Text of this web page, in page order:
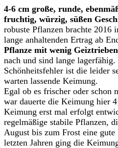
4-6 cm große, runde,
fruchtig, würzig, süßen
robuste Pflanzen brachte 2016
lange anhaltenden Ertrag ab
Pflanze mit wenig Geiztrieben
nach und sind lange lagerfähig.
Schönheitsfehler ist die leider
warten lassende Keimung.
Egal ob es frischer oder schon
war dauerte die Keimung hier
Keimung erst mal erfolgt
regelmäßige stabile Pflanzen,
August bis zum Frost eine
letzten Jahren ging die